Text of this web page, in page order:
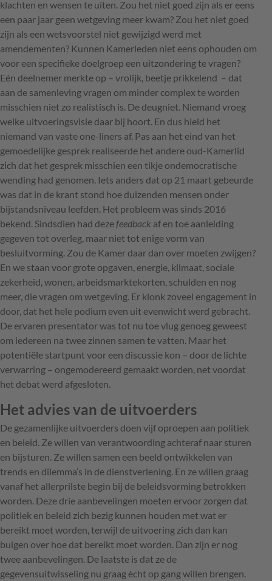
klachten en wensen te uiten. Zou het niet goed zijn als er eens
een paar jaar geen wetgeving meer kwam? Zou het niet goed
zijn als een wetsvoorstel niet gewijzigd werd met
amendementen? Kunnen Kamerleden niet eens ophouden om
voor een specifieke doelgroep een uitzondering te vragen?
Eén deelnemer merkte op – vrolijk, beetje prikkelend – dat
aan de samenleving vragen om minder complex te worden
misschien niet zo realistisch is. De deugniet. Niemand vroeg
welke uitvoeringsvisie daar bij hoort. En dus hield het
niemand van vaste one-liners af. Pas aan het eind van het
gemoedelijke gesprek realiseerde het andere oud-Kamerlid
zich dat het gesprek misschien een tikje ondemocratische
wending had genomen. Iets anders dat op 21 maart gebeurde
was dat in de krant stond hoe duizenden mensen onder
bijstandsniveau leefden. Het probleem was sinds 2016
bekend. Sindsdien had dezefeedback af en toe aanleiding
gegeven tot overleg, maar niet tot enige vorm van
besluitvorming. Zou de Kamer daar dan over moeten zwijgen?
En we staan voor grote opgaven, energie, klimaat, sociale
zekerheid, wonen, arbeidsmarktekorten, schulden en nog
meer, die vragen om wetgeving. Er klonk zoveel engagement in
door, dat het hele podium even uit evenwicht werd gebracht.
De ervaren presentator was tot nu toe vlug genoeg geweest
om iedereen na twee zinnen samen te vatten. Maar het
potentiële startpunt voor een discussie kon – door de lichte
verwarring – ongemodereerd gemaakt worden, net voordat
het debat werd afgesloten.
Het advies van de uitvoerders
De gezamenlijke uitvoerders doen vijf oproepen aan politiek
en beleid. Ze willen van verantwoording achteraf naar sturen
en bijsturen. Ze willen samen een beeld ontwikkelen van
trends en dilemma’s in de dienstverlening. En ze willen graag
vanaf het allerprilste begin bij de beleidsvorming betrokken
worden. Deze drie aanbevelingen moeten ervoor zorgen dat
politiek en beleid zich bezig kunnen houden met wat er
bereikt moet worden, terwijl de uitvoering zich dan kan
buigen over hoe dat bereikt moet worden. Dan zijn er nog
twee aanbevelingen. De laatste is dat ze de
gegevensuitwisseling nu graag ècht op gang willen brengen.